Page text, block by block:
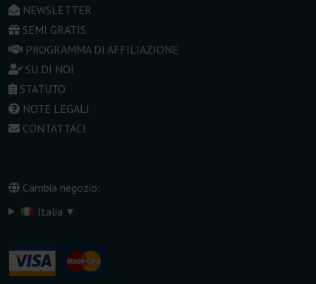
NEWSLETTER
SEMI GRATIS
PROGRAMMA DI AFFILIAZIONE
SU DI NOI
STATUTO
NOTE LEGALI
CONTATTACI
Cambia negozio:
Italia ▾